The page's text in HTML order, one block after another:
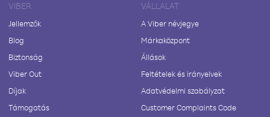
VIBER
Jellemzők
Blog
Biztonság
Viber Out
Díjak
Támogatás
VÁLLALAT
A Viber névjegye
Márkaközpont
Állások
Feltételek és irányelvek
Adatvédelmi szabályzat
Customer Complaints Code